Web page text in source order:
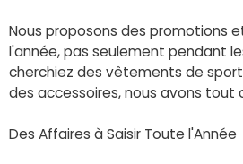
Nous proposons des promotions
l'année, pas seulement pendant
cherchiez des vêtements de
des accessoires, nous avons tout
Des Affaires à Saisir Toute l'Année